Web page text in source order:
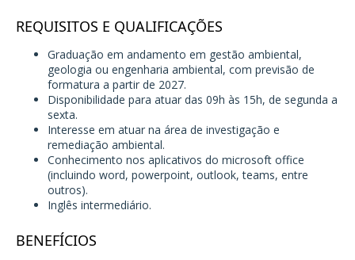
REQUISITOS E QUALIFICAÇÕES
Graduação em andamento em gestão ambiental,
geologia ou engenharia ambiental, com previsão de
formatura a partir de 2027.
Disponibilidade para atuar das 09h às 15h, de segunda a
sexta.
Interesse em atuar na área de investigação e
remediação ambiental.
Conhecimento nos aplicativos do microsoft office
(incluindo word, powerpoint, outlook, teams, entre
outros).
Inglês intermediário.
BENEFÍCIOS